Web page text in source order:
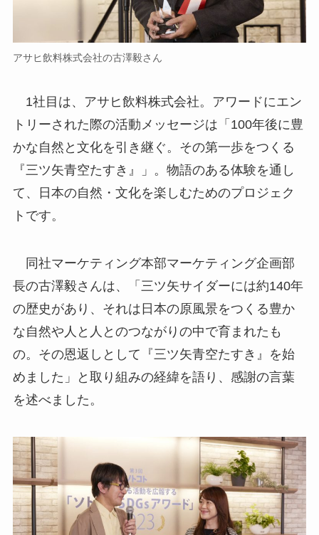
アサヒ飲料株式会社の古澤毅さん
1社目は、アサヒ飲料株式会社。アワードにエン
トリーされた際の活動メッセージは「100年後に豊
かな自然と文化を引き継ぐ。その第一歩をつくる
『三ツ矢青空たすき』」。物語のある体験を通し
て、日本の自然・文化を楽しむためのプロジェク
トです。
同社マーケティング本部マーケティング企画部
長の古澤毅さんは、「三ツ矢サイダーには約140年
の歴史があり、それは日本の原風景をつくる豊か
な自然や人と人とのつながりの中で育まれたも
の。その恩返しとして『三ツ矢青空たすき』を始
めました」と取り組みの経緯を語り、感謝の言葉
を述べました。